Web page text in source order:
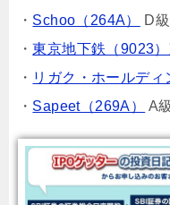
・ Schoo（264A）
D
・東京地下鉄（9023
・ リガク・ホールディ
・ Sapeet（269A） A